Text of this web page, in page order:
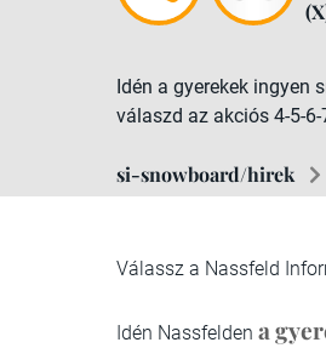
Idén a gyerekek ingyen
válaszd az akciós 4-5-
si-snowboard/hirek
Válassz a Nassfeld
Idén Nassfelden a